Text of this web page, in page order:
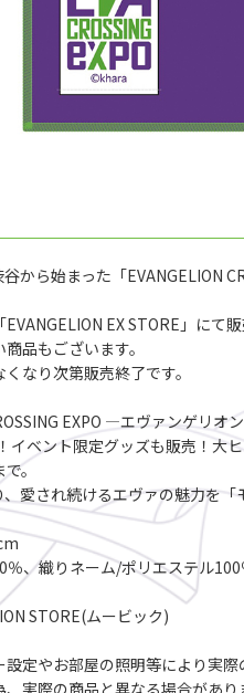
から始まった「EVANGELION
EX STORE」にて
品もございます。
なり次第販売終了です。
EXPO ―エヴァンゲリ
イベント限定グッズも販売！大
。
愛され続けるエヴァの魅力を「
、織りネーム/ポリエステル100
STORE(ムービック)
定やお部屋の照明等により実際
実際の商品と異なる場合があり